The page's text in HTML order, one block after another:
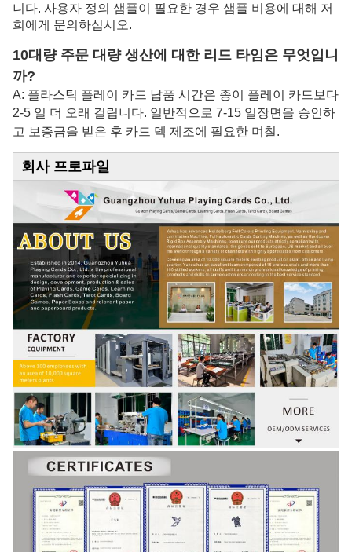
니다. 사용자 정의 샘플이 필요한 경우 샘플 비용에 대해 저
희에게 문의하십시오.
10대량 주문 대량 생산에 대한 리드 타임은 무엇입니
까?
A: 플라스틱 플레이 카드 납품 시간은 종이 플레이 카드보다
2-5 일 더 오래 걸립니다. 일반적으로 7-15 일장면을 승인하
고 보증금을 받은 후 카드 덱 제조에 필요한 며칠.
회사 프로파일